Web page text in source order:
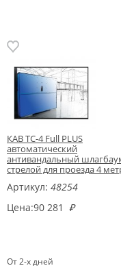
КАВ ТС-4 Full PLUS
автоматический
антивандальный
стрелой для проезда 4
Артикул: 48254
Цена:90 281 ₽
От 2-х дней